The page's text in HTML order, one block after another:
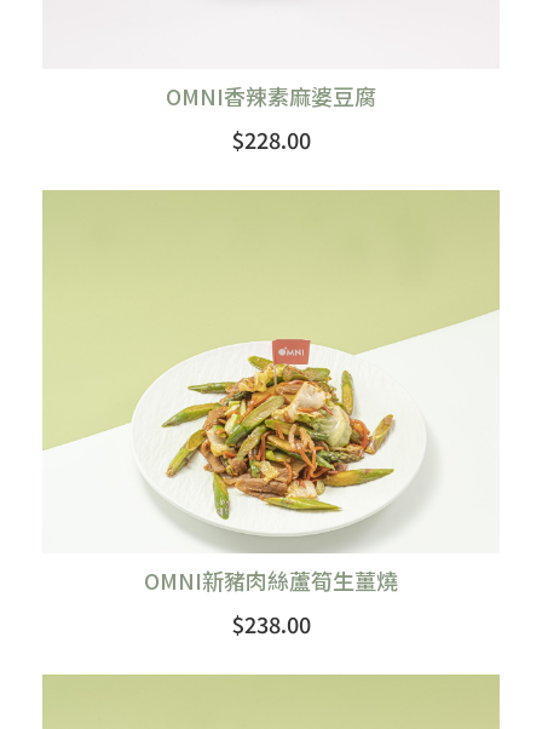
OMNI香辣素麻婆豆腐
$228.00
購買
OMNI新豬肉絲蘆筍生薑燒
$238.00
購買